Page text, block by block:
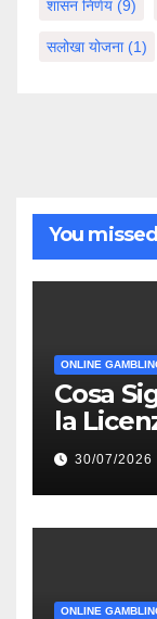
शासन निर्णय (9)
सलोखा योजना(1)
You missed
ONLINE
Cosa
la
30/07/2026
ONLINE